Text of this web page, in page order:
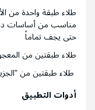
طلاء طبقة واحدة من
مناسب من أساسات
حتى يجف تماماً
طلاء طبقتين من
طلاء طبقتين من
أدوات التطبيق